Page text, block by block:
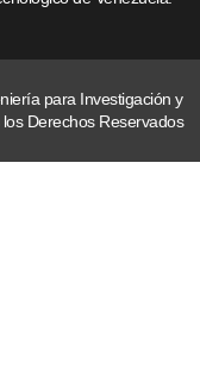
para Investigación y
Derechos Reservados